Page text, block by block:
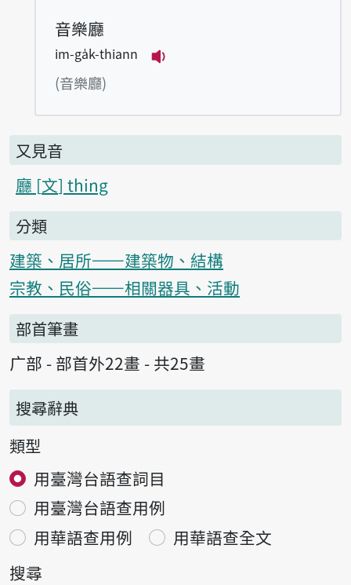
音樂廳
im-ga̍k-thiann
(音樂廳)
又見音
廳 文 thing
分類
建築、居所——建築物、結構
宗教、民俗——相關器具、活動
部首筆畫
广部 - 部首外22畫 - 共25畫
搜尋辭典
類型
用臺灣台語查詞目
用臺灣台語查用例
用華語查用例
用華語查全文
搜尋